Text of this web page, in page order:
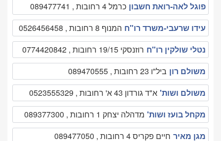
פוגל לאה-רואת חשבון כרמל 4 רחובות , 089477741
עידו שרעבי-משרד רו"ח המנוף 8 רחובות , 0526456458
נטלי שולקין רו"ח רוזנסקי 19/15 רחובות , 0774420842
משולם רון ביל"ו 23 רחובות , 089470555
משולם ושות' א"ד גורדון 43 א' רחובות , 0523555329
מקחל בועז ושות' מדהלה יצחק 1 רחובות , 089377300
מגן מאיר חיים פקריס 4 רחובות , 089477050